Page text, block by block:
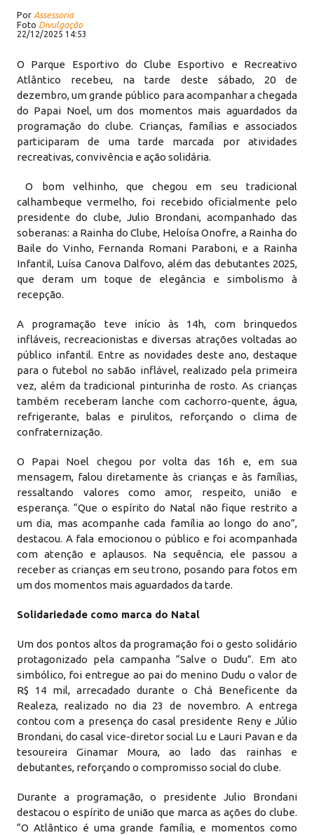
Por Assessoria
Foto Divulgação
22/12/2025 14:53
O Parque Esportivo do Clube Esportivo e Recreativo
Atlântico recebeu, na tarde deste sábado, 20 de
dezembro, um grande público para acompanhar a chegada
do Papai Noel, um dos momentos mais aguardados da
programação do clube. Crianças, famílias e associados
participaram de uma tarde marcada por atividades
recreativas, convivência e ação solidária.
O bom velhinho, que chegou em seu tradicional
calhambeque vermelho, foi recebido oficialmente pelo
presidente do clube, Julio Brondani, acompanhado das
soberanas: a Rainha do Clube, Heloísa Onofre, a Rainha do
Baile do Vinho, Fernanda Romani Paraboni, e a Rainha
Infantil, Luísa Canova Dalfovo, além das debutantes 2025,
que deram um toque de elegância e simbolismo à
recepção.
A programação teve início às 14h, com brinquedos
infláveis, recreacionistas e diversas atrações voltadas ao
público infantil. Entre as novidades deste ano, destaque
para o futebol no sabão inflável, realizado pela primeira
vez, além da tradicional pinturinha de rosto. As crianças
também receberam lanche com cachorro-quente, água,
refrigerante, balas e pirulitos, reforçando o clima de
confraternização.
O Papai Noel chegou por volta das 16h e, em sua
mensagem, falou diretamente às crianças e às famílias,
ressaltando valores como amor, respeito, união e
esperança. “Que o espírito do Natal não fique restrito a
um dia, mas acompanhe cada família ao longo do ano”,
destacou. A fala emocionou o público e foi acompanhada
com atenção e aplausos. Na sequência, ele passou a
receber as crianças em seu trono, posando para fotos em
um dos momentos mais aguardados da tarde.
Solidariedade como marca do Natal
Um dos pontos altos da programação foi o gesto solidário
protagonizado pela campanha “Salve o Dudu”. Em ato
simbólico, foi entregue ao pai do menino Dudu o valor de
R$ 14 mil, arrecadado durante o Chá Beneficente da
Realeza, realizado no dia 23 de novembro. A entrega
contou com a presença do casal presidente Reny e Júlio
Brondani, do casal vice-diretor social Lu e Lauri Pavan e da
tesoureira Ginamar Moura, ao lado das rainhas e
debutantes, reforçando o compromisso social do clube.
Durante a programação, o presidente Julio Brondani
destacou o espírito de união que marca as ações do clube.
“O Atlântico é uma grande família, e momentos como